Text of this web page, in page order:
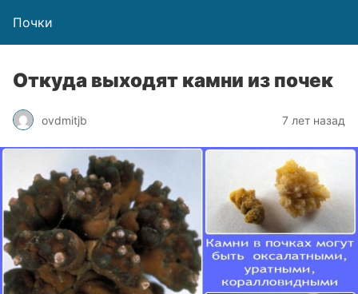
Почки
Откуда выходят камни из почек
ovdmitjb 7 лет назад